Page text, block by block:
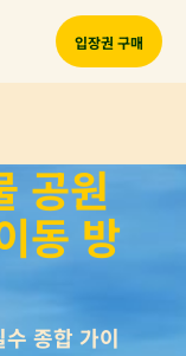
입장권 구매
공원
동 방
종합 가이